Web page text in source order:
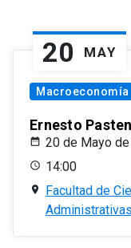
20 MAY
Macroeconomía
Ernesto
20 de Mayo
14:00
Facultad de